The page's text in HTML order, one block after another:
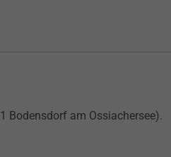
Bodensdorf am Ossiachersee).